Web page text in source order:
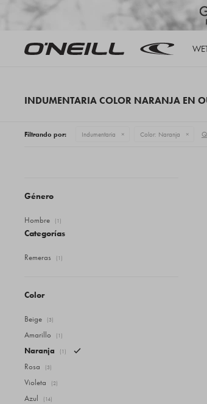
INDUMENTARIA COLOR NARANJA EN
Filtrando por: Indumentaria Color: Naranja
Categorías
Remeras (1)
Color
Beige (3)
Amarillo (1)
Naranja (1)
Rosa (3)
Violeta (2)
Azul (14)
Género
Hombre (1)